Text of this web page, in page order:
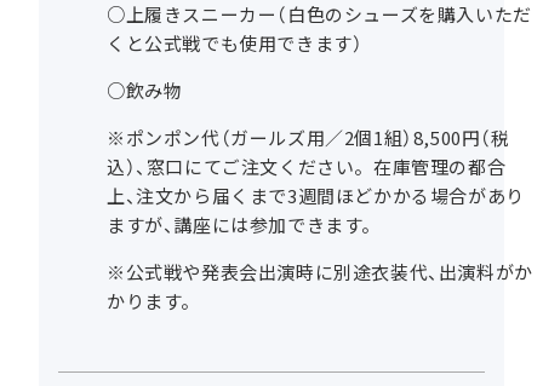
○上履きスニーカー（白色のシューズを購入いただ
くと公式戦でも使用できます）
○飲み物
※ポンポン代（ガールズ用／2個1組）8,500円（税
込）、窓口にてご注文ください。在庫管理の都合
上、注文から届くまで3週間ほどかかる場合があり
ますが、講座には参加できます。
※公式戦や発表会出演時に別途衣装代、出演料がか
かります。